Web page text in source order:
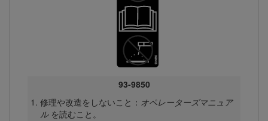
93-9850
修理や改造をしないこと： オペレーターズマニュア
ルを読むこと。